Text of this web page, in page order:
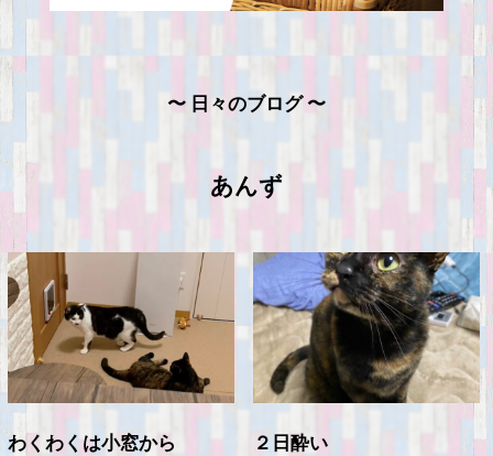
〜 日々のブログ 〜
あんず
わくわくは小窓から ２日酔い